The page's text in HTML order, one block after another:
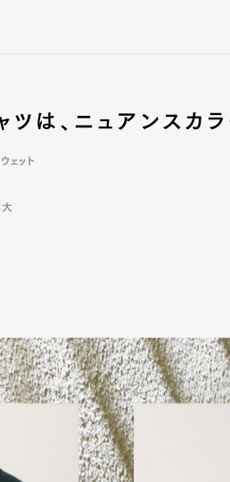
ツは、ニュアンスカ
ェット